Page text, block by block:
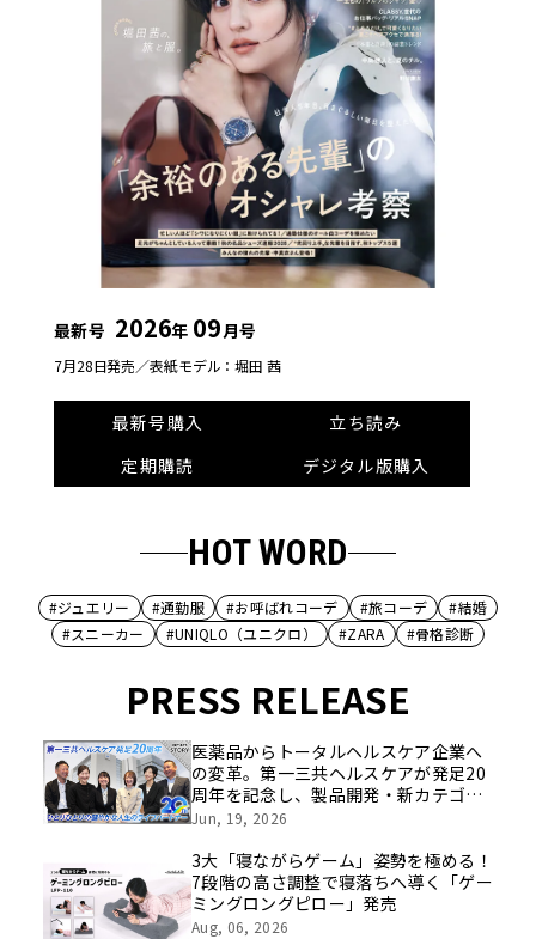
最新号 2026年 09月号
7月28日発売／表紙モデル：堀田 茜
最新号購入
立ち読み
定期購読
デジタル版購入
HOT WORD
#ジュエリー #通勤服 #お呼ばれコーデ #旅コーデ
#結婚
#スニーカー
#UNIQLO（ユニクロ） #ZARA #骨格診断
PRESS RELEASE
医薬品からトータルヘルスケア企業へ
の変革。第一三共ヘルスケアが発足20
周年を記念し、製品開発・新カテゴリ
挑戦の舞台や旧社統合時のエピソード
像を公開！
Jun, 19, 2026
3大「寝ながらゲーム」姿勢を極める！
7段階の高さ調整で寝落ちへ導く「ゲー
ミングロングピロー」発売
Aug, 06, 2026